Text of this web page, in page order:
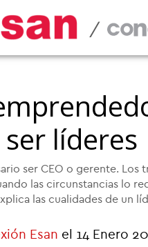
/
líderes
ser CEO o gerente.
las circunstancias lo
las cualidades de un
Esan el 14 Enero